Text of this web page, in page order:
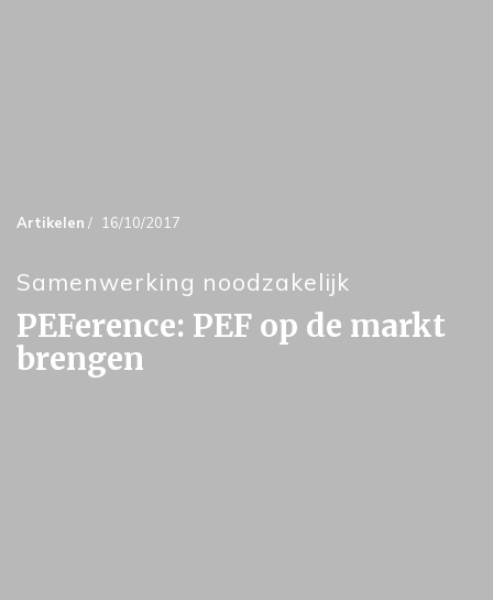
Artikelen / 16/10/2017
Samenwerking noodzakelijk
PEFerence: PEF op de markt
brengen